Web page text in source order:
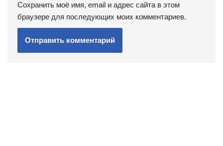
Сохранить моё имя, email и адрес сайта в этом
браузере для последующих моих комментариев.